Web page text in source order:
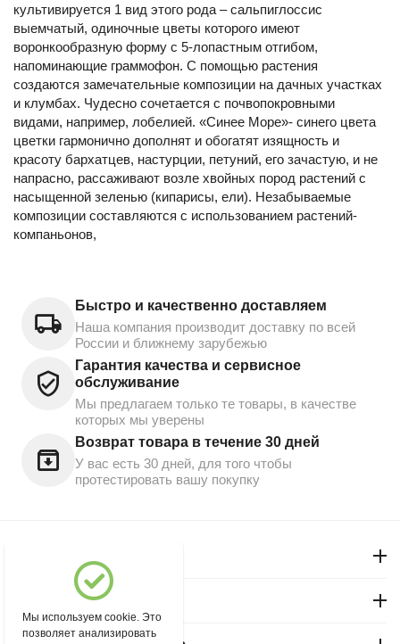
культивируется 1 вид этого рода – сальпиглоссис
выемчатый, одиночные цветы которого имеют
воронкообразную форму с 5-лопастным отгибом,
напоминающие граммофон. С помощью растения
создаются замечательные композиции на дачных участках
и клумбах. Чудесно сочетается с почвопокровными
видами, например, лобелией. «Синее Море»- синего цвета
цветки гармонично дополнят и обогатят изящность и
красоту бархатцев, настурции, петуний, его зачастую, и не
напрасно, рассаживают возле хвойных пород растений с
насыщенной зеленью (кипарисы, ели). Незабываемые
композиции составляются с использованием растений-
компаньонов,
Быстро и качественно доставляем
Наша компания производит доставку по всей
России и ближнему зарубежью
Гарантия качества и сервисное
обслуживание
Мы предлагаем только те товары, в качестве
которых мы уверены
Возврат товара в течение 30 дней
У вас есть 30 дней, для того чтобы
протестировать вашу покупку
Магазин "Северный"
Мы используем cookie. Это
позволяет анализировать